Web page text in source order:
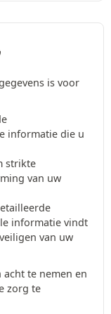
is voor
informatie die u
strikte
van uw
informatie vindt
van uw
acht te nemen en
zorg te